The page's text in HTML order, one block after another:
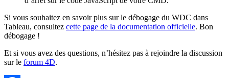
Si vous souhaitez en savoir plus sur le débogage du WDC dans
Tableau, consultez cette page de la documentation officielle. Bon
débogage !
Et si vous avez des questions, n’hésitez pas à rejoindre la discussion
sur le forum 4D.